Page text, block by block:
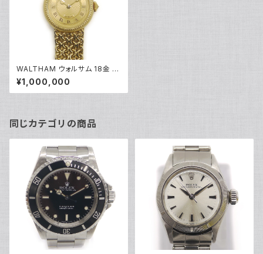
WALTHAM ウォルサム 18金 手
巻き時計 レディースウォッチ ド
レスウォッチ ダイヤモンド 金文
字盤 Y05142
¥1,000,000
同じカテゴリの商品